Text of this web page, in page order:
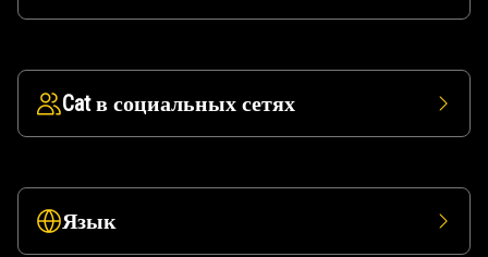
Cat в социальных сетях
Язык